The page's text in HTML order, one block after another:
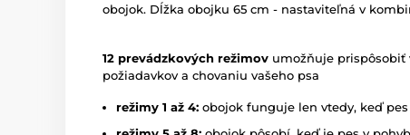
obojok. Dĺžka obojku 65 cm - nastaviteľná v
12 prevádzkových režimov umožňuje prispôsobiť
požiadavkov a chovaniu vašeho psa
režimy 1 až 4: obojok funguje len vtedy, keď